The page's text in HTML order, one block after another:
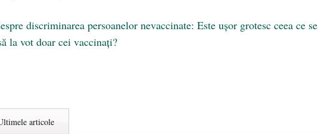
discriminarea persoanelor nevaccinate: Este ușor grotesc ceea ce se
la vot doar cei vaccinaţi?
articole